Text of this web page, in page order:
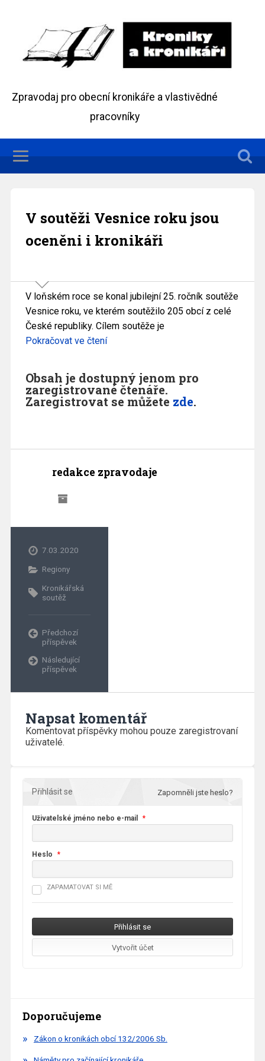
Zpravodaj pro obecní kronikáře a vlastivědné
pracovníky
V soutěži Vesnice roku jsou
oceněni i kronikáři
V loňském roce se konal jubilejní 25. ročník soutěže
Vesnice roku, ve kterém soutěžilo 205 obcí z celé
České republiky. Cílem soutěže je
Pokračovat ve čtení
Obsah je dostupný jenom pro
zaregistrované čtenáře.
Zaregistrovat se můžete zde.
redakce zpravodaje
7.03.2020
Regiony
Kronikářská
soutěž
Předchozí
příspěvek
Následující
příspěvek
Napsat komentář
Komentovat příspěvky mohou pouze zaregistrovaní
uživatelé.
Přihlásit se Zapomněli jste heslo?
Uživatelské jméno nebo e-mail *
Heslo *
ZAPAMATOVAT SI MĚ
Doporučujeme
Zákon o kronikách obcí 132/2006 Sb.